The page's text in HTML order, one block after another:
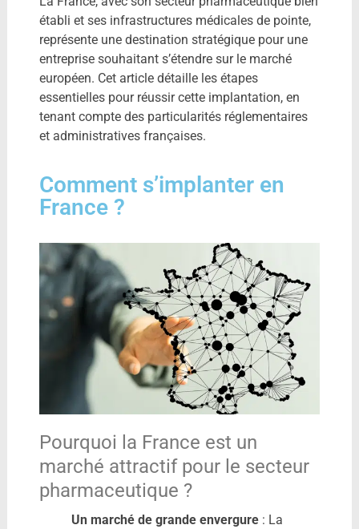
établi et ses infrastructures médicales de pointe,
représente une destination stratégique pour une
entreprise souhaitant s’étendre sur le marché
européen. Cet article détaille les étapes
essentielles pour réussir cette implantation, en
tenant compte des particularités réglementaires
et administratives françaises.
Comment s’implanter en
France ?
Pourquoi la France est un
marché attractif pour le secteur
pharmaceutique ?
Un marché de grande envergure: La